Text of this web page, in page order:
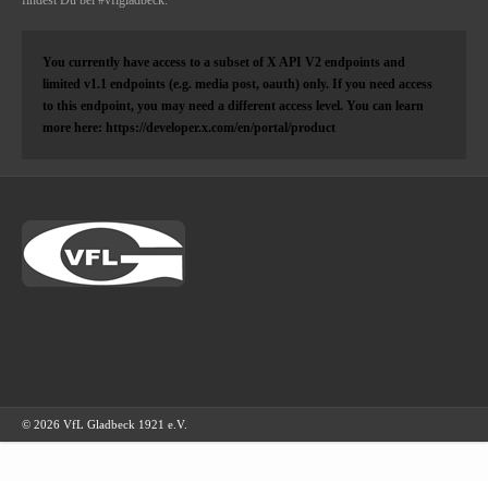
You currently have access to a subset of X API V2 endpoints and
limited v1.1 endpoints (e.g. media post, oauth) only. If you need access
to this endpoint, you may need a different access level. You can learn
more here: https://developer.x.com/en/portal/product
© 2026 VfL Gladbeck 1921 e.V.